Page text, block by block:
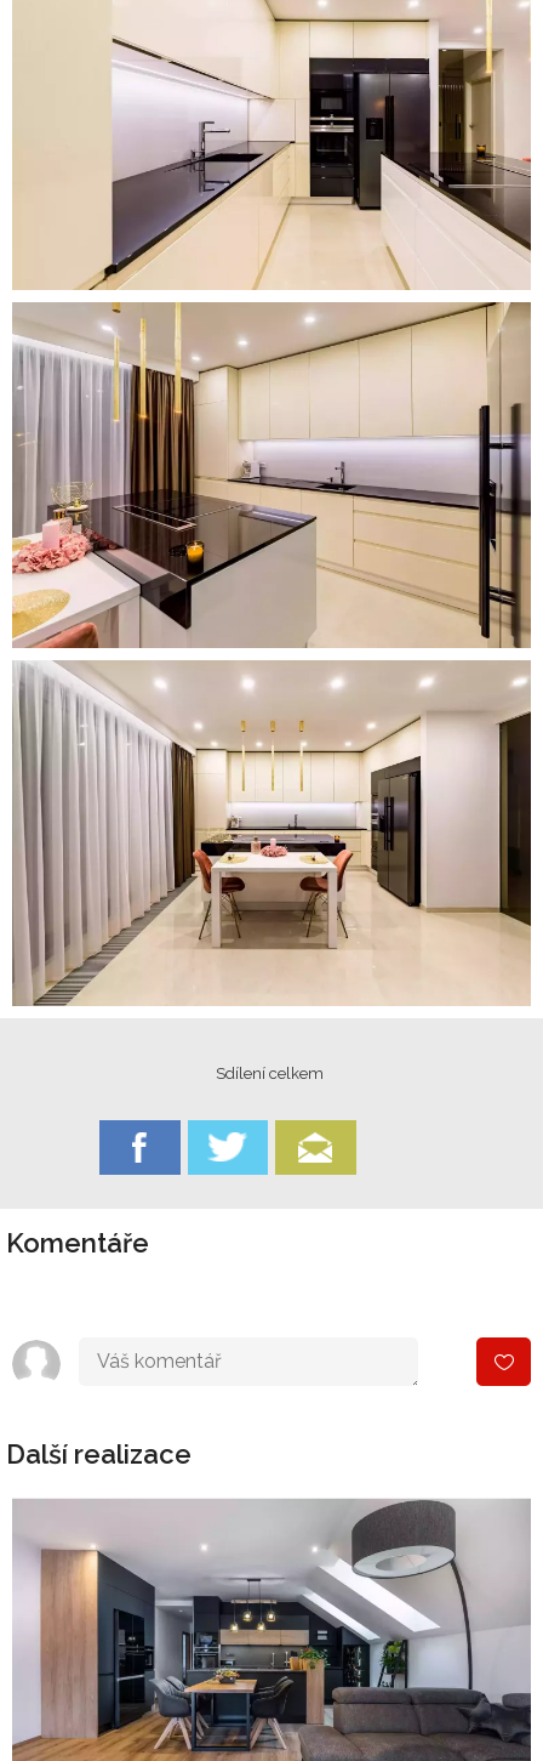
Sdílení celkem
Komentáře
Další realizace